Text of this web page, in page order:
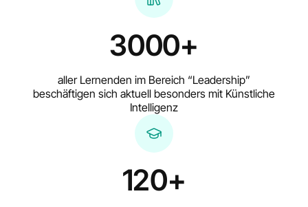
3000+
aller Lernenden im Bereich “Leadership”
beschäftigen sich aktuell besonders mit Künstliche
Intelligenz
120+